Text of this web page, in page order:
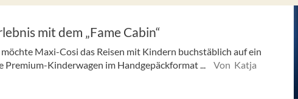
mit dem „Fame Cabin“
möchte Maxi-Cosi das Reisen mit Kindern buchstäblich auf ein
Premium-Kinderwagen im Handgepäckformat ...
Von Katja